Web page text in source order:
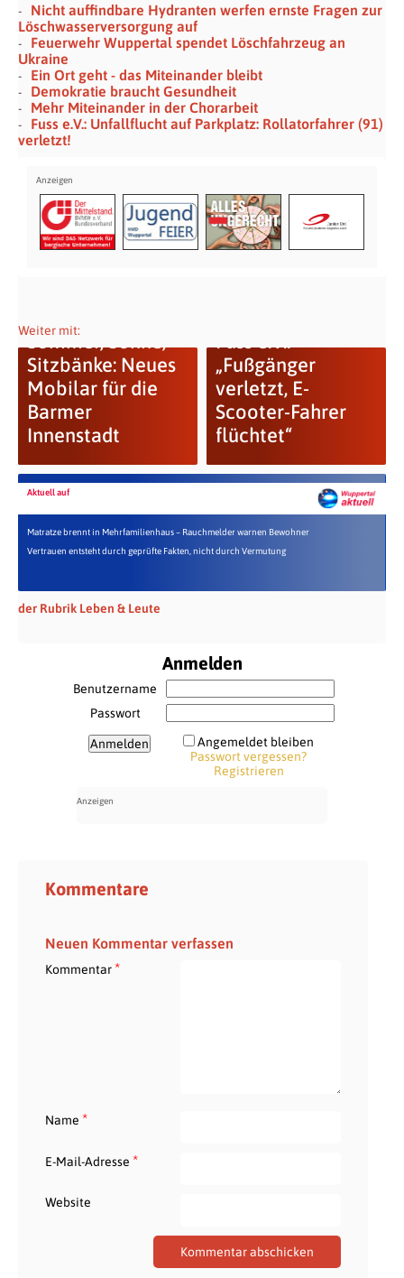
Nicht auffindbare Hydranten werfen ernste Fragen zur
Löschwasserversorgung auf
Feuerwehr Wuppertal spendet Löschfahrzeug an
Ukraine
Ein Ort geht - das Miteinander bleibt
Demokratie braucht Gesundheit
Mehr Miteinander in der Chorarbeit
Fuss e.V.: Unfallflucht auf Parkplatz: Rollatorfahrer (91)
verletzt!
Weiter mit:
Sommer, Sonne,
Sitzbänke: Neues
Mobilar für die
Barmer
Innenstadt
„Fußgänger
verletzt, E-
Scooter-Fahrer
flüchtet“
Aktuell auf
Matratze brennt in Mehrfamilienhaus – Rauchmelder warnen Bewohner
Vertrauen entsteht durch geprüfte Fakten, nicht durch Vermutung
der Rubrik Leben & Leute
Anmelden
Benutzername
Passwort
Angemeldet bleiben
Passwort vergessen?
Registrieren
Kommentare
Neuen Kommentar verfassen
Kommentar*
Name *
E-Mail-Adresse *
Website